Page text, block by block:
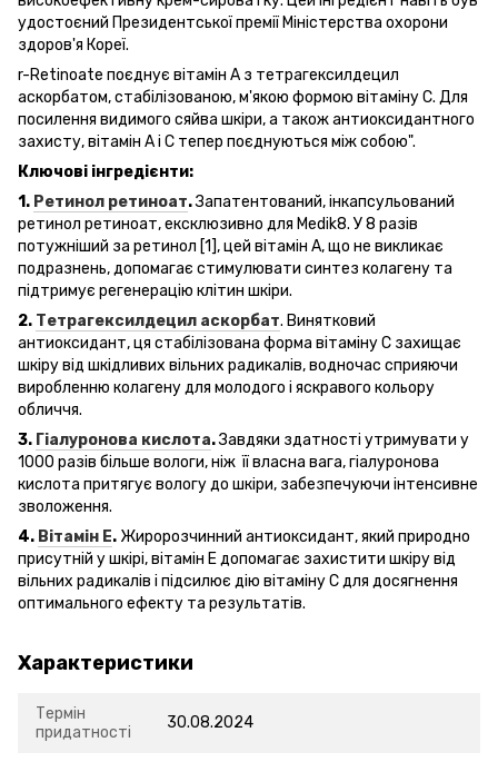
удостоєний Президентської премії Міністерства охорони
здоров'я Кореї.
r-Retinoate поєднує вітамін А з тетрагексилдецил
аскорбатом, стабілізованою, м'якою формою вітаміну С. Для
посилення видимого сяйва шкіри, а також антиоксидантного
захисту, вітамін А і С тепер поєднуються між собою".
Ключові інгредієнти:
1. Ретинол ретиноат.Запатентований, інкапсульований
ретинол ретиноат, ексклюзивно для Medik8. У 8 разів
потужніший за ретинол [1], цей вітамін А, що не викликає
подразнень, допомагає стимулювати синтез колагену та
підтримує регенерацію клітин шкіри.
2. Тетрагексилдецил аскорбат. Винятковий
антиоксидант, ця стабілізована форма вітаміну С захищає
шкіру від шкідливих вільних радикалів, водночас сприяючи
виробленню колагену для молодого і яскравого кольору
обличчя.
3. Гіалуронова кислота.Завдяки здатності утримувати у
1000 разів більше вологи, ніж її власна вага, гіалуронова
кислота притягує вологу до шкіри, забезпечуючи інтенсивне
зволоження.
4. Вітамін Е. Жиророзчинний антиоксидант, який природно
присутній у шкірі, вітамін Е допомагає захистити шкіру від
вільних радикалів і підсилює дію вітаміну С для досягнення
оптимального ефекту та результатів.
Характеристики
Термін
придатності
30.08.2024